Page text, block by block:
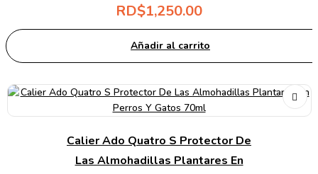
RD$1,250.00
Añadir al carrito
Calier Ado Quatro S Protector De
Las Almohadillas Plantares En